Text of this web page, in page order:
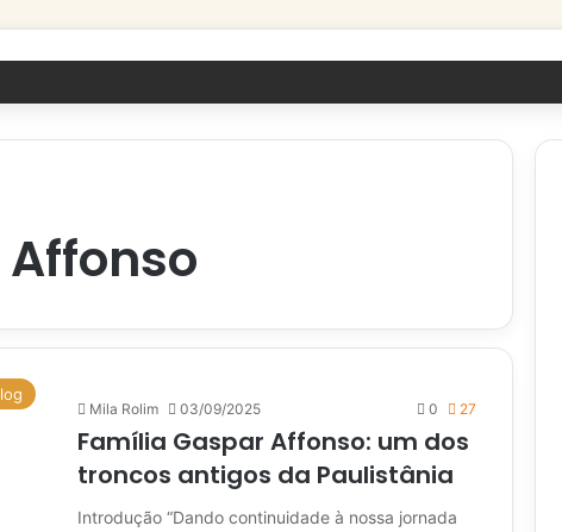
Mila Rolim 03/09/2025 0 27
Família Gaspar Affonso: um dos
troncos antigos da Paulistânia
Introdução “Dando continuidade à nossa jornada